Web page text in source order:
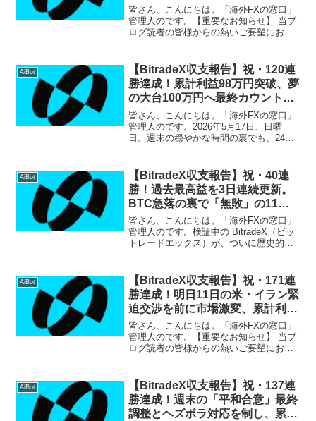
益183万円突破！
皆さん、こんにちは。「海外FXの窓口」
管理人のです。【重要なお知らせ】 当ブ
ログ読者の皆様からの熱いご要望にお応
「BitradeXの具体的な始め方を知りた
い」「...
AiBot
【BitradeX収支報告】祝・120連
勝達成！累計利益98万円突破、夢
の大台100万円へ最終カウントダ
ウン
皆さん、こんにちは。「海外FXの窓口」
管理人のです。2026年5月17日、日曜
日。週末の穏やかな時間の裏でも、24時
な相場環境であっても、感情を挟まずに
淡々...
AiBot
【BitradeX収支報告】祝・40連
勝！過去最高益を3日連続更新。
BTC急落の裏で「無敗」の11万
円突破
皆さん、こんにちは。「海外FXの窓口」
管理人のです。検証中の BitradeX（ビッ
トレードエックス）が、ついに歴史的な
なく 40日間連続プラス収益 を達成！さら
に...
AiBot
【BitradeX収支報告】祝・171連
勝達成！明日11日の米・イラン緊
迫交渉を前に市場激変、累計利益
226万円突破で15Kの大台へ！
皆さん、こんにちは。「海外FXの窓口」
管理人のです。【重要なお知らせ】 当ブ
ログ読者の皆様からの熱いご要望にお応
気軽に参加でき、リアルタイムの収支報
告や簡単な情報交...
AiBot
【BitradeX収支報告】祝・137連
勝達成！週末の「平和合意」最終
調整とヘズボラ対応を制し、累計